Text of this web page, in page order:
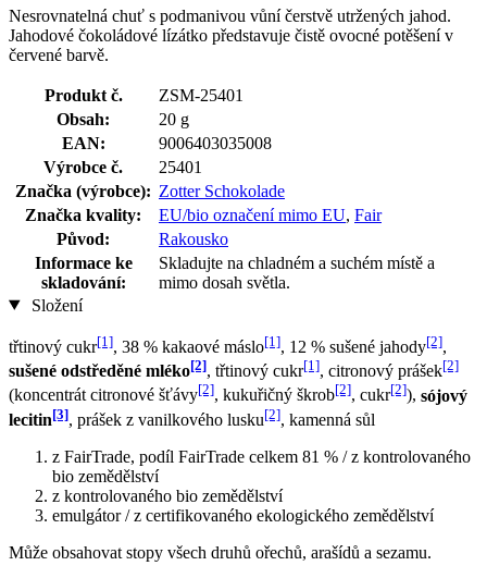
Nesrovnatelná chuť s podmanivou vůní čerstvě utržených jahod.
Jahodové čokoládové lízátko představuje čistě ovocné potěšení v
červené barvě.
Produkt č.
ZSM-25401
Obsah:
20 g
EAN:
9006403035008
Výrobce č.
25401
Značka (výrobce): Zotter Schokolade
Značka kvality:
EU/bio označení mimo EU, Fair
Původ:
Rakousko
Informace ke
skladování:
Skladujte na chladném a suchém místě a
mimo dosah světla.
Složení
třtinový cukr[1], 38 % kakaové máslo[1], 12 % sušené jahody[2],
sušené odstředěné mléko[2], třtinový cukr[1], citronový prášek[2]
(koncentrát citronové šťávy[2], kukuřičný škrob[2], cukr[2]), sójový
lecitin[3], prášek z vanilkového lusku[2], kamenná sůl
z FairTrade, podíl FairTrade celkem 81 % / z kontrolovaného
bio zemědělství
z kontrolovaného bio zemědělství
emulgátor / z certifikovaného ekologického zemědělství
Může obsahovat stopy všech druhů ořechů, arašídů a sezamu.